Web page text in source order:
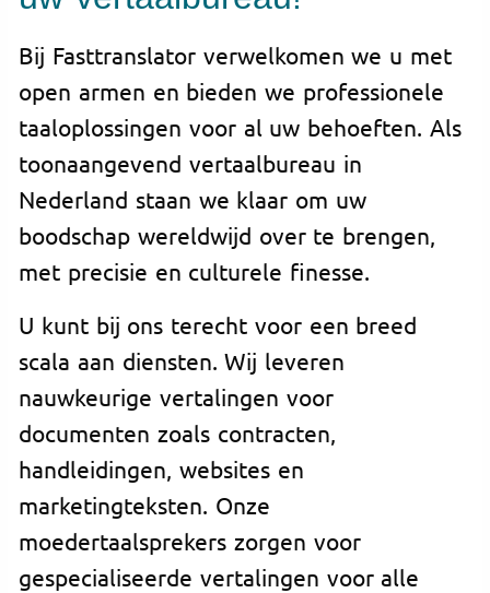
Bij Fasttranslator verwelkomen we u met
open armen en bieden we professionele
taaloplossingen voor al uw behoeften. Als
toonaangevend vertaalbureau in
Nederland staan we klaar om uw
boodschap wereldwijd over te brengen,
met precisie en culturele finesse.
U kunt bij ons terecht voor een breed
scala aan diensten. Wij leveren
nauwkeurige vertalingen voor
documenten zoals contracten,
handleidingen, websites en
marketingteksten. Onze
moedertaalsprekers zorgen voor
gespecialiseerde vertalingen voor alle